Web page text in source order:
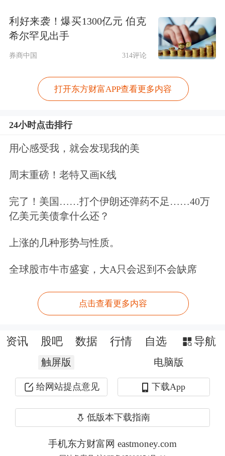
孙志坚退出后设立冈山公司，从事制冷
配件业务，与恒基金属存在从事相同或
类似业务的情况。双方上下游部分重
叠，报告期内，公司应客户指定向冈山
采购黄铜螺母。此外，公司、实控人及
其亲属、董监高与冈山公司及其实控人
亲属之间存在其他交易或资金往来。
第二轮问询函进一步聚焦于恒基金属与
冈山公司业务重合细节。
根据申请文件及问询回复，公司与冈山
公司均向空调整机厂供货，前者主营
铝管件，后者主营阀门，原材料均涉及
重合。
2022年及2023年，公司向冈山公
万元，系客户指定。
2022年至2025年，主要重叠客户包括青
岛海达源、开利集团、美的制冷、美的
暖通及宏源地能等，占各年度重叠交易
比例为80.97%、86.40%、86.44%和
利好来袭！爆买1300亿元 伯克
希尔罕见出手
券商中国 314评论
打开东方财富APP查看更多内容
24小时点击排行
用心感受我，就会发现我的美
周末重磅！老特又画K线
完了！美国……打个伊朗还弹药不足……40万
亿美元美债拿什么还？
上涨的几种形势与性质。
全球股市牛市盛宴，大A只会迟到不会缺席
点击查看更多内容
资讯 股吧 数据 行情 自选 导航
触屏版 电脑版
给网站提点意见 下载App
低版本下载指南
手机东方财富网 eastmoney.com